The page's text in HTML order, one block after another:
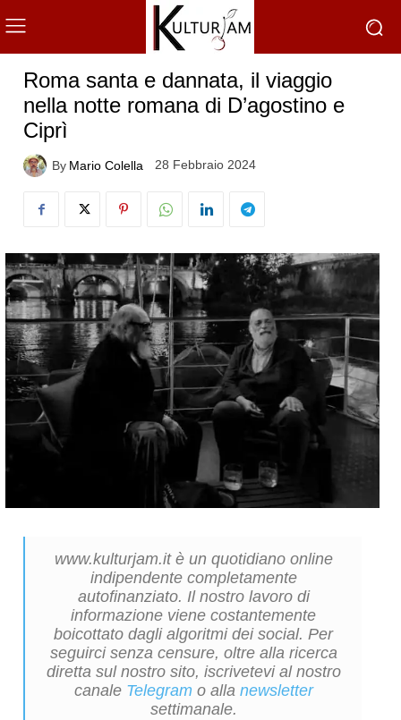
Roma santa e dannata, il viaggio
nella notte romana di D’agostino e
Ciprì
By Mario Colella 28 Febbraio 2024
www.kulturjam.it è un quotidiano online
indipendente completamente
autofinanziato. Il nostro lavoro di
informazione viene costantemente
boicottato dagli algoritmi dei social. Per
seguirci senza censure, oltre alla ricerca
diretta sul nostro sito, iscrivetevi al nostro
canale Telegram o alla newsletter
settimanale.